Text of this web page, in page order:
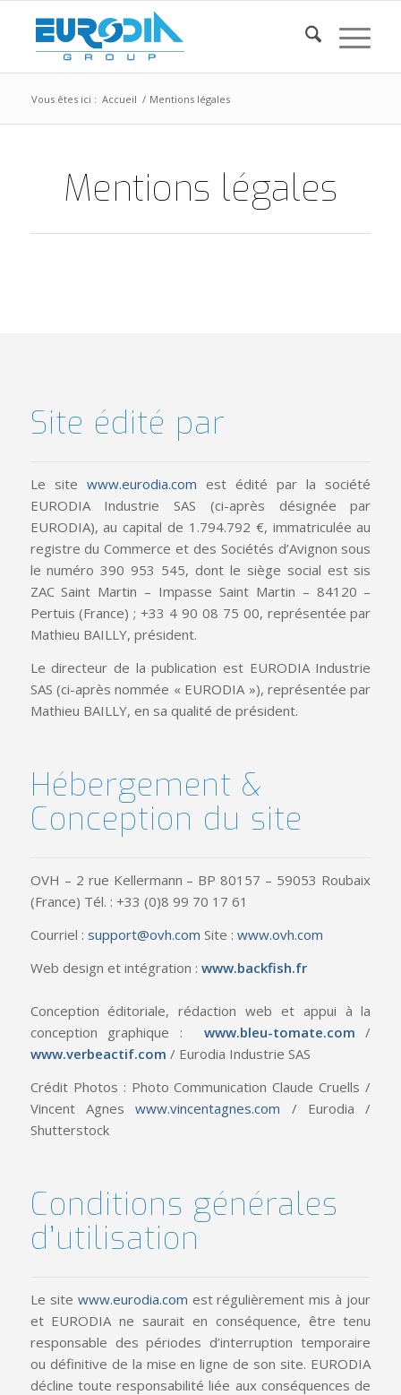
Vous êtes ici : Accueil / Mentions légales
Mentions légales
Site édité par
Le site www.eurodia.com est édité par la société
EURODIA Industrie SAS (ci-après désignée par
EURODIA), au capital de 1.794.792 €, immatriculée au
registre du Commerce et des Sociétés d’Avignon sous
le numéro 390 953 545, dont le siège social est sis
ZAC Saint Martin – Impasse Saint Martin – 84120 –
Pertuis (France) ; +33 4 90 08 75 00, représentée par
Mathieu BAILLY, président.
Le directeur de la publication est EURODIA Industrie
SAS (ci-après nommée « EURODIA »), représentée par
Mathieu BAILLY, en sa qualité de président.
Hébergement &
Conception du site
OVH – 2 rue Kellermann – BP 80157 – 59053 Roubaix
(France) Tél. : +33 (0)8 99 70 17 61
Courriel : support@ovh.com Site : www.ovh.com
Web design et intégration : www.backfish.fr
Conception éditoriale, rédaction web et appui à la
conception graphique : www.bleu-tomate.com /
www.verbeactif.com / Eurodia Industrie SAS
Crédit Photos : Photo Communication Claude Cruells /
Vincent Agneswww.vincentagnes.com / Eurodia /
Shutterstock
Conditions générales
d’utilisation
Le site www.eurodia.com est régulièrement mis à jour
et EURODIA ne saurait en conséquence, être tenu
responsable des périodes d’interruption temporaire
ou définitive de la mise en ligne de son site. EURODIA
décline toute responsabilité liée aux conséquences de